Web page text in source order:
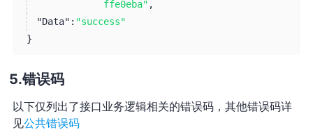
ffe0eba" ,
"Data": "success"
}
错误码
以下仅列出了接口业务逻辑相关的错误码，其他错误码详
见公共错误码